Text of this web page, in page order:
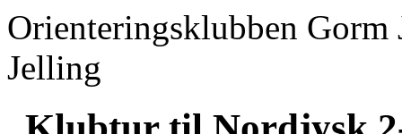
Orienteringsklubben
Jelling